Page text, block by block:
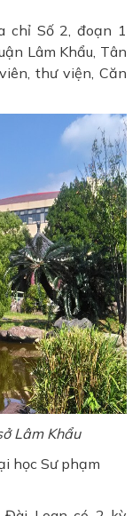
chỉ Số 2, đoạn 1
Lâm Khẩu, Tân
thư viện, Căn
Lâm Khẩu
học Sư phạm